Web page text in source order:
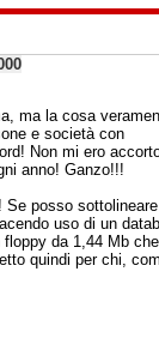
ma la cosa
e società con
Non mi ero
anno! Ganzo!!!
Se posso
uso di un
da 1,44 Mb
quindi per chi,